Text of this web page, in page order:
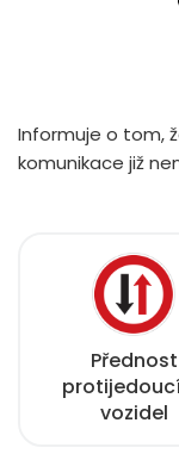
Informuje o tom,
komunikace již
Přednost
vozidel